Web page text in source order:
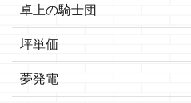
卓上の騎士団
坪単価
夢発電